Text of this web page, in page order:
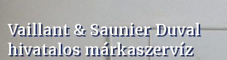
Vaillant & Saunier Duval
hivatalos márkaszervíz